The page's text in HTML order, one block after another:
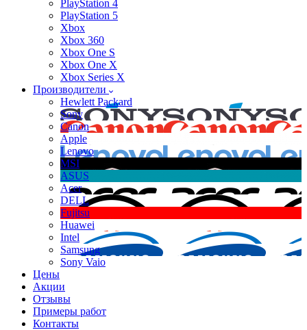
PlayStation 4
PlayStation 5
Xbox
Xbox 360
Xbox One S
Xbox One X
Xbox Series X
Производители
Hewlett Packard
Sony
Canon
Apple
Lenovo
MSI
ASUS
Acer
DELL
Fujitsu
Huawei
Intel
Samsung
Sony Vaio
Цены
Акции
Отзывы
Примеры работ
Контакты